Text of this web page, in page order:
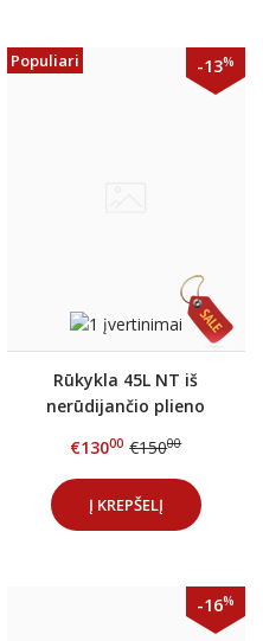
Populiari -13%
Rūkykla 45L NT iš
nerūdijančio plieno
€13000 €15000
Į KREPŠELĮ
-16%